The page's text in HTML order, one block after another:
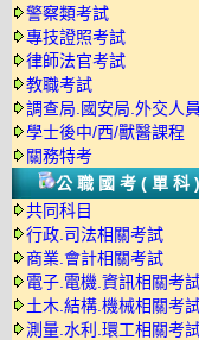
警察類考試
專技證照考試
律師法官考試
教職考試
調查局.國安局.外交人員
學士後中/西/獸醫課程
關務特考
公職國考(單
共同科目
行政.司法相關考試
商業.會計相關考試
電子.電機.資訊相關考
土木.結構.機械相關考
測量.水利.環工相關考